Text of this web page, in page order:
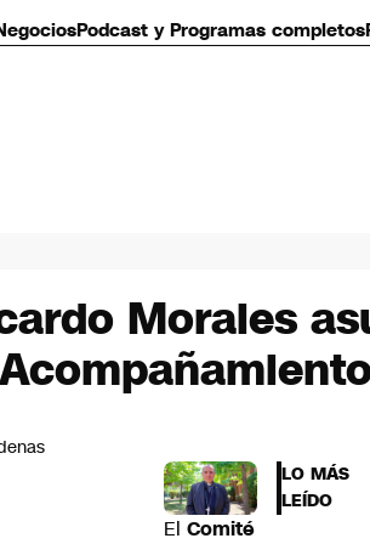
Podcast y Programas completos
Morales
El Comité
LO MÁS
LEÍDO